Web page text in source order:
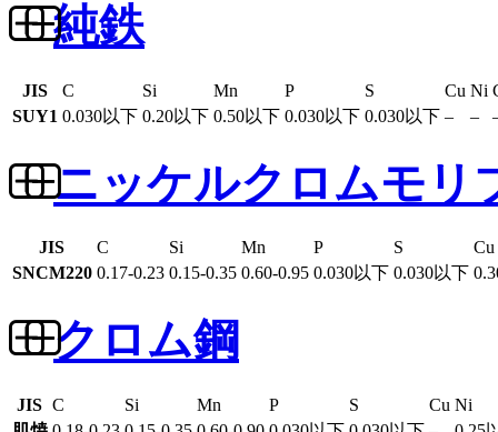
純鉄
JIS C Si Mn P S Cu Ni
SUY1 0.030以下 0.20以下 0.50以下 0.030以下 0.030以下 – –
ニッケルクロムモリ
JIS C Si Mn P S
Cu
SNCM220 0.17-0.23 0.15-0.35 0.60-0.95 0.030以下 0.030以下
クロム鋼
JIS C Si Mn P S Cu Ni